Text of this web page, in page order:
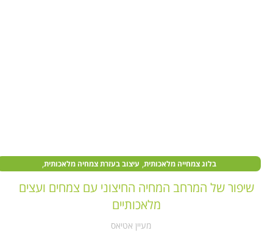
בלוג צמחייה מלאכותית, עיצוב בעזרת צמחיה מלאכותית,
קיר צמחייה מלאכותית
שיפור של המרחב המחיה החיצוני עם צמחים ועצים
מלאכותיים
מעיין אטיאס